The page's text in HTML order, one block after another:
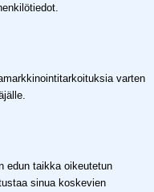
varten
edun taikka oikeutetun
sinua koskevien